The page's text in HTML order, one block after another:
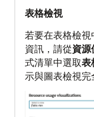
表格檢視
若要在表格檢
資訊，請從資源
式清單中選取表
示與圖表檢視完